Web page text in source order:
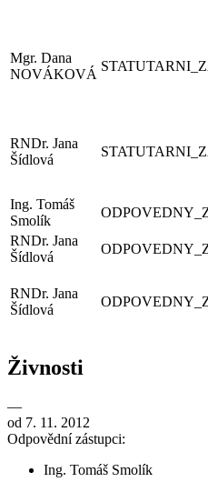
Mgr. Dana
NOVÁKOVÁ
RNDr. Jana
Šídlová
Ing. Tomáš
Smolík
RNDr. Jana
Šídlová
RNDr. Jana
Šídlová
Živnosti
—
od 7. 11. 2012
Odpovědní zástupci:
Ing. Tomáš Smolík